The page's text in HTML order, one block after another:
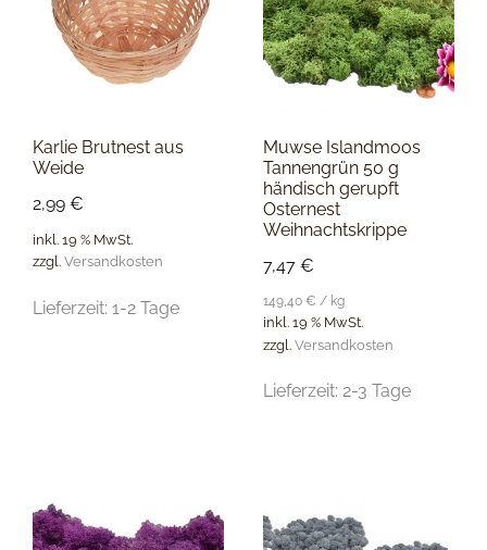
Karlie Brutnest aus
Weide
2,99 €
inkl. 19 % MwSt.
zzgl. Versandkosten
Lieferzeit: 1-2 Tage
Muwse Islandmoos
Tannengrün 50 g
händisch gerupft
Osternest
Weihnachtskrippe
7,47€
149,40€ / kg
inkl. 19 % MwSt.
zzgl.Versandkosten
Lieferzeit:2-3 Tage